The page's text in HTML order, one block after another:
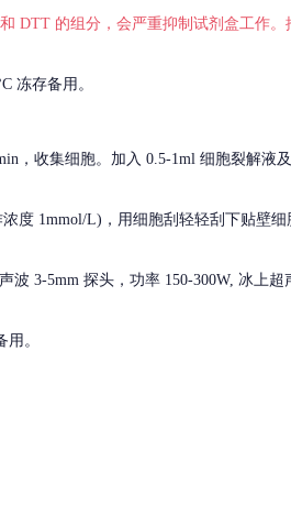
DTT 的组分，会严重抑制试剂盒工作。
冻存备用。
，收集细胞。加入 0.5-1ml 细胞裂解液
度 1mmol/L)，用细胞刮轻轻刮下贴壁细
3-5mm 探头，功率 150-300W, 冰上超
。